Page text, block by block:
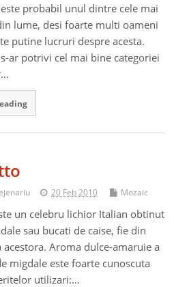
probabil unul dintre cele mai
lume, desi foarte multi oameni
putine lucruri despre acesta.
ar potrivi cel mai bine categoriei
20 Feb 2010 Mozaic
un celebru lichior Italian obtinut
sau bucati de caise, fie din
acestora. Aroma dulce-amaruie a
migdale este foarte cunoscuta
utilizari:…